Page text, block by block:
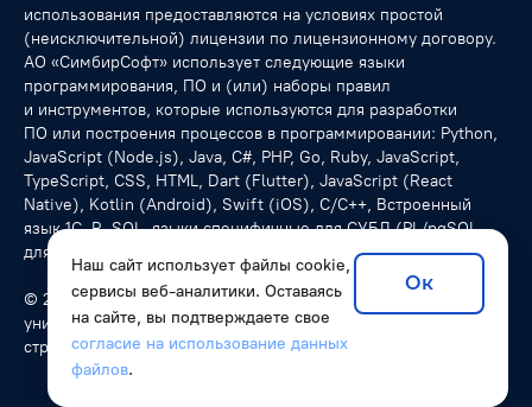
использования предоставляются на условиях простой
(неисключительной) лицензии по лицензионному договору.
АО «СимбирСофт» использует следующие языки
программирования, ПО и (или) наборы правил
и инструментов, которые используются для разработки
ПО или построения процессов в программировании: Python,
JavaScript (Node.js), Java, C#, PHP, Go, Ruby, JavaScript,
TypeScript, CSS, HTML, Dart (Flutter), JavaScript (React
Native), Kotlin (Android), Swift (iOS), С/C++, Встроенный
язык 1С, R, SQL, языки специфичные для СУБД (PL/pgSQL
для PostgreSQL), NoSQL-запросы.
© 2026 SimbirSoft, ISO 9001:2015. Мы разрабатываем
уникальные программные решения для компаний из разных
стран.
Наш сайт использует файлы cookie,
сервисы веб-аналитики. Оставаясь
на сайте, вы подтверждаете свое
согласие на использование данных
файлов.
Ок